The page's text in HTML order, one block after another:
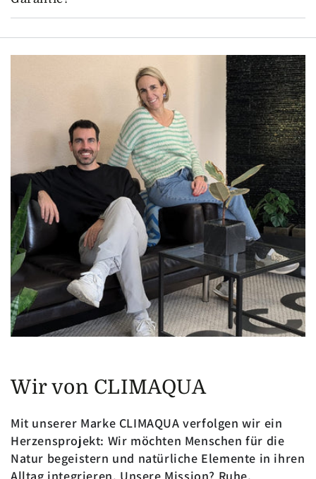
Wir von CLIMAQUA
Mit unserer Marke CLIMAQUA verfolgen wir ein
Herzensprojekt: Wir möchten Menschen für die
Natur begeistern und natürliche Elemente in ihren
Alltag integrieren. Unsere Mission? Ruhe,